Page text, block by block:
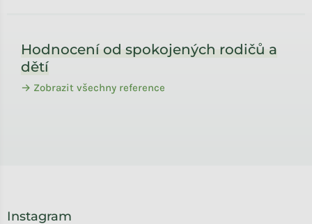
Hodnocení od spokojených rodičů a
dětí
→ Zobrazit všechny reference
Instagram